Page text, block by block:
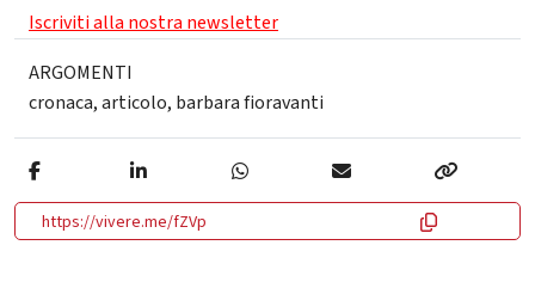
Iscriviti alla nostra newsletter
ARGOMENTI
cronaca,articolo, barbara fioravanti
https://vivere.me/fZVp